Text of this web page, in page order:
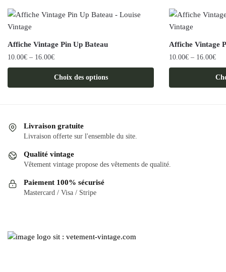
Affiche Vintage Pin Up Bateau
10.00€ – 16.00€
Choix des options
produit
variations.
peuvent
choisies
du
Affiche Vintage
10.00€ – 16.00€
produit
Livraison gratuite
Livraison offerte sur l'ensemble du site.
Qualité vintage
Vêtement vintage propose des vêtements de qualité.
Paiement 100% sécurisé
Mastercard / Visa / Stripe